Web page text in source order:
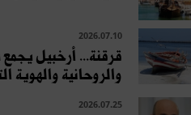
2026.07.10
قرقنة... أرخبيل يجمع
والروحانية والهوية
2026.07.25